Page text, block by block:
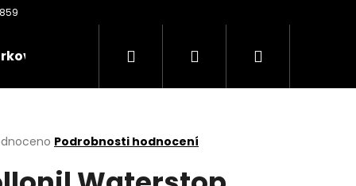
poukazy Oděvy Kontakty
Hledat PřihlášeníNákupní
Podrobnosti hodnocení